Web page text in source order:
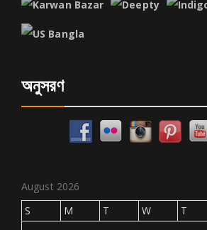
অনুসরণ
August 2026
S
M T W T